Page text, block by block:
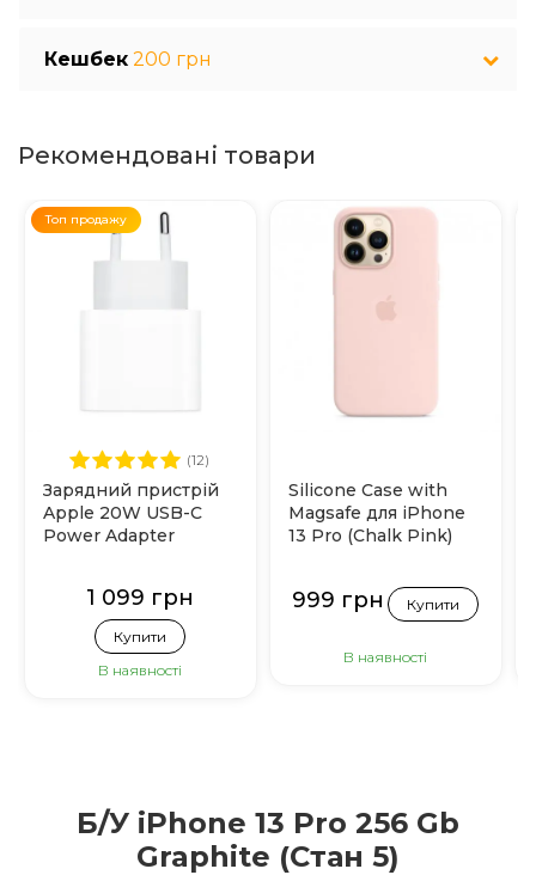
Кешбек 200 грн
Рекомендовані товари
Топ продажу
(12)
Зарядний пристрій
Apple 20W USB-C
Power Adapter
1 099 грн
Купити
В наявності
Silicone Case with
Magsafe для iPhone
13 Pro (Chalk Pink)
999 грн Купити
В наявності
Б/У iPhone 13 Pro 256 Gb
Graphite (Стан 5)